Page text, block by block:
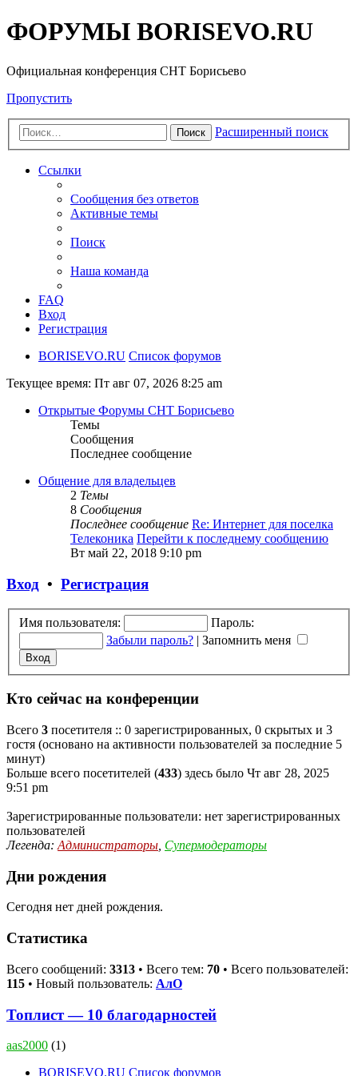
ФОРУМЫ BORISEVO.RU
Официальная конференция СНТ Борисьево
Пропустить
Поиск Расширенный поиск
Ссылки
Сообщения без ответов
Активные темы
Поиск
Наша команда
FAQ
Вход
Регистрация
BORISEVO.RU Список форумов
Текущее время: Пт авг 07, 2026 8:25 am
Открытые Форумы СНТ Борисьево
Темы
Сообщения
Последнее сообщение
Общение для владельцев
2 Темы
8 Сообщения
Последнее сообщение Re: Интернет для поселка
Телеконика Перейти к последнему сообщению
Вт май 22, 2018 9:10 pm
Вход • Регистрация
Имя пользователя:
Пароль:
Забыли пароль? | Запомнить меня
Кто сейчас на конференции
Всего 3 посетителя :: 0 зарегистрированных, 0 скрытых и 3
гостя (основано на активности пользователей за последние 5
минут)
Больше всего посетителей (433) здесь было Чт авг 28, 2025
9:51 pm
Зарегистрированные пользователи: нет зарегистрированных
пользователей
Легенда: Администраторы Супермодераторы
Дни рождения
Сегодня нет дней рождения.
Статистика
Всего сообщений: 3313 • Всего тем: 70 • Всего пользователей:
115 • Новый пользователь: АлО
Топлист — 10 благодарностей
aas2000 (1)
BORISEVO.RU Список форумов